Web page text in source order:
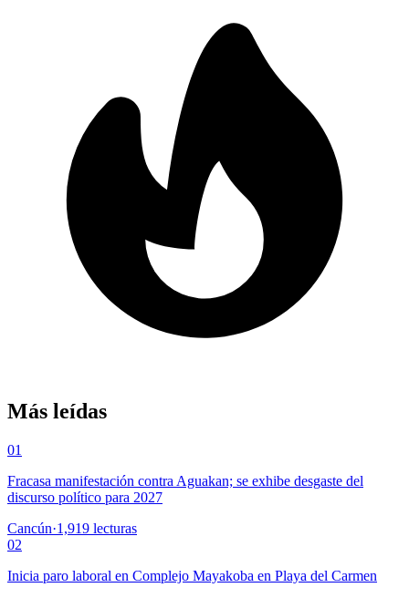
Más leídas
01
Fracasa manifestación contra Aguakan; se exhibe desgaste del
discurso político para 2027
Cancún·1,919 lecturas
02
Inicia paro laboral en Complejo Mayakoba en Playa del Carmen